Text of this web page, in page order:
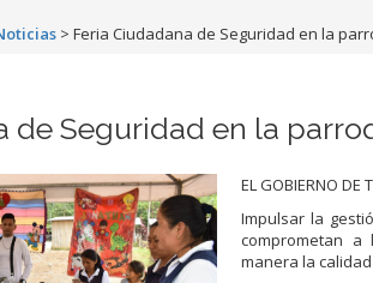
>Feria Ciudadana de Seguridad en la
de Seguridad en la
EL GOBIERNO DE
Impulsar la
comprometan
manera la